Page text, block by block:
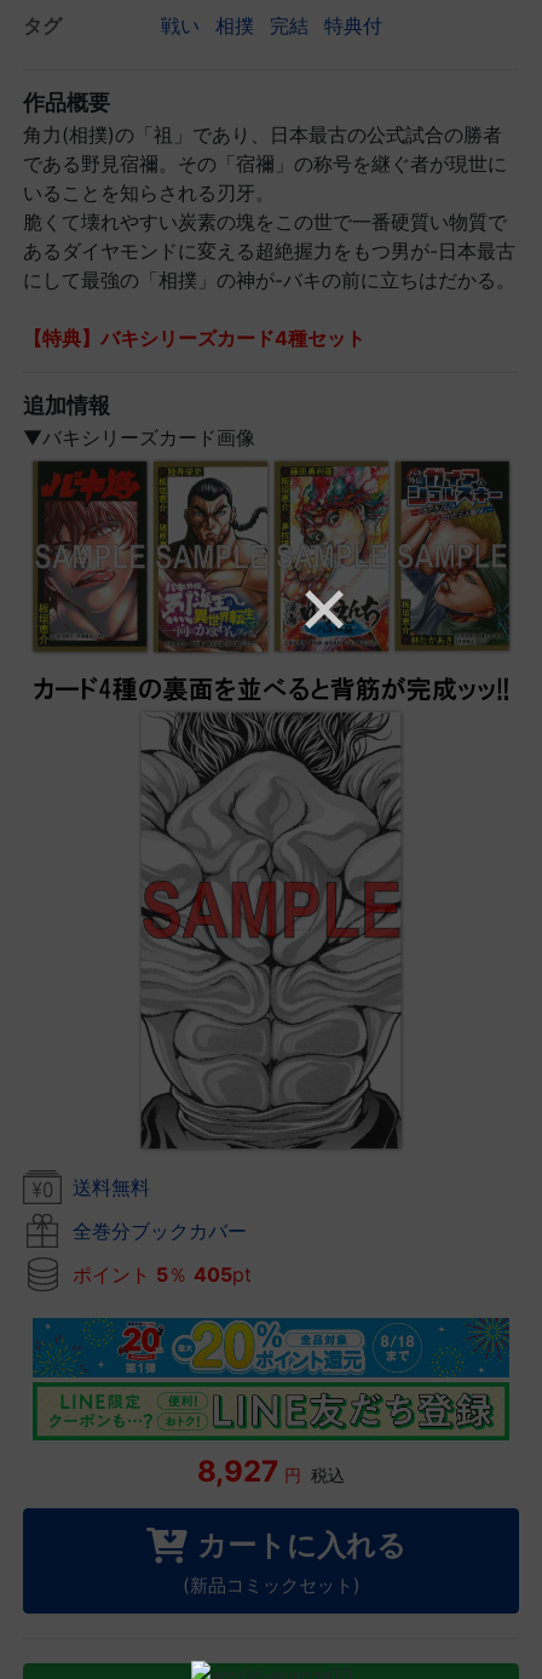
タグ 戦い 相撲 完結 特典付
作品概要
角力(相撲)の「祖」であり、日本最古の公式試合の勝者
である野見宿禰。その「宿禰」の称号を継ぐ者が現世に
いることを知らされる刃牙。
脆くて壊れやすい炭素の塊をこの世で一番硬質い物質で
あるダイヤモンドに変える超絶握力をもつ男が-日本最古
にして最強の「相撲」の神が-バキの前に立ちはだかる。
【特典】バキシリーズカード4種セット
追加情報
▼バキシリーズカード画像
送料無料
全巻分ブックカバー
ポイント 5％ 405pt
8,927 円 税込
カートに入れる
(新品コミックセット)